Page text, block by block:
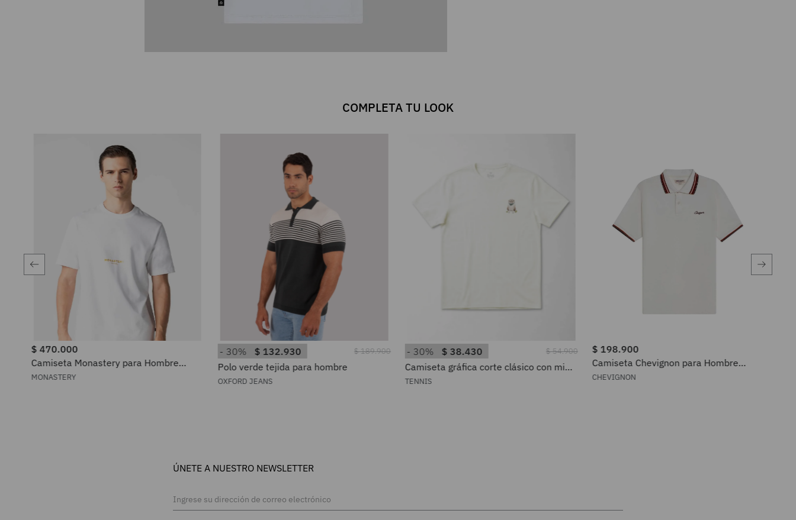
COMPLETA TU LOOK
$ 470.000
Camiseta Monastery para Hombre
1001100361402
MONASTERY
30% $ 132.930 $189.900
Polo verde tejida para hombre
OXFORD JEANS
30% $ 38.430 $54.900
Camiseta gráfica corte clásico con mini
perro en algodón blanco para hombre
TENNIS
$ 198.900
Camiseta Chevignon para Hombre
601H016
CHEVIGNON
ÚNETE A NUESTRO NEWSLETTER